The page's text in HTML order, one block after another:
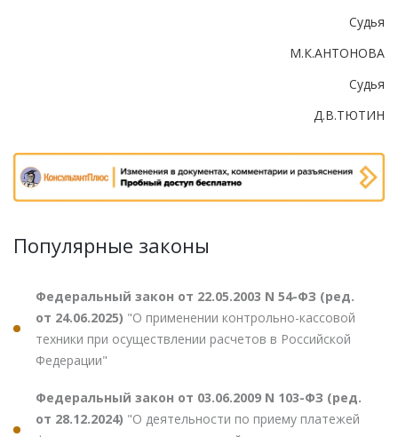
Судья
М.К.АНТОНОВА
Судья
Д.В.ТЮТИН
Популярные законы
Федеральный закон от 22.05.2003 N 54-ФЗ (ред.
от 24.06.2025) "О применении контрольно-кассовой
техники при осуществлении расчетов в Российской
Федерации"
Федеральный закон от 03.06.2009 N 103-ФЗ (ред.
от 28.12.2024) "О деятельности по приему платежей